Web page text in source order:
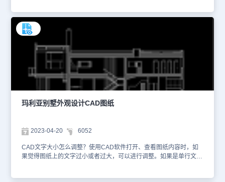
式，快速计算设计师所需的参数信息。本文件是住宅装修CAD设计图
纸资源中、使用CAD软件绘制的住宅楼六层平面设计CAD图纸。该
图纸主要绘制了住宅楼六层平面设计图纸，主要展示了房屋南立面整
体设计造型，并且标注了尺寸参数等信息。针对房屋屋顶装潢设计，
设计师标注了蓝灰水泥瓦、仿木纹铝板、黄米石材等装潢材料信息。
除了使用CAD面积快捷键外，封闭的CAD图形还可以直接在特性面
板（CTRL+1）中查看其面积和周长。文仅截取了部分设计图纸信
息，详细的设计方案内容可以在浩辰CAD官网进行检索查找。大家还
可以下载安装浩辰CAD进行制图练习。本CAD制图素材仅用于互相
学习资料，请勿商用。
玛利亚别墅外观设计CAD图纸
2023-04-20 6052
CAD文字大小怎么调整？使用CAD软件打开、查看图纸内容时，如
果觉得图纸上的文字过小或者过大，可以进行调整。如果是单行文